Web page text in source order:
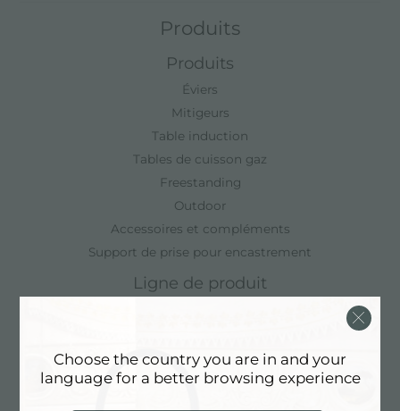
Produits
Produits
Éviers
Mitigeurs
Table induction
Tables de cuisson gaz
Freestanding
Outdoor
Accessoires et compléments
Support de prise pour encastrement
Ligne de produit
Catalogues
Choose the country you are in and your
language for a better browsing experience